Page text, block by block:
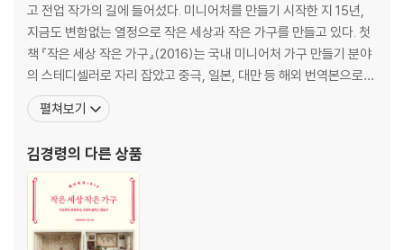
Column 02 Artisan Chocolatier Piaf 1ST SHOP 미니어처 제작 과정
PART2 인형 가구 만들기
01 단조 장식 나무 선반
03 나무 상자
04 사다리
05 거실 테이블
06 사각 스툴
07 울타리 화분 받침
고 전업 작가의 길에 들어섰다. 미니어처를 만들기 시작한 지 15년,
지금도 변함없는 열정으로 작은 세상과 작은 가구를 만들고 있다. 첫
책 『작은 세상 작은 가구』(2016)는 국내 미니어처 가구 만들기 분야
의 스테디셀러로 자리 잡았고 중극, 일본, 대만 등 해외 번역본으로도
출간되었다. 주문 제작 룸박스와 OOAK 작품을 선보이며 국내외 전
시와 행사에 참여하고 있다. 블로그 miniworkshop.blog.me 인스
펼쳐보기
김경령의 다른 상품